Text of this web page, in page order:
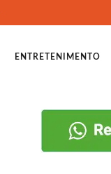
ENTRETENIMENTO